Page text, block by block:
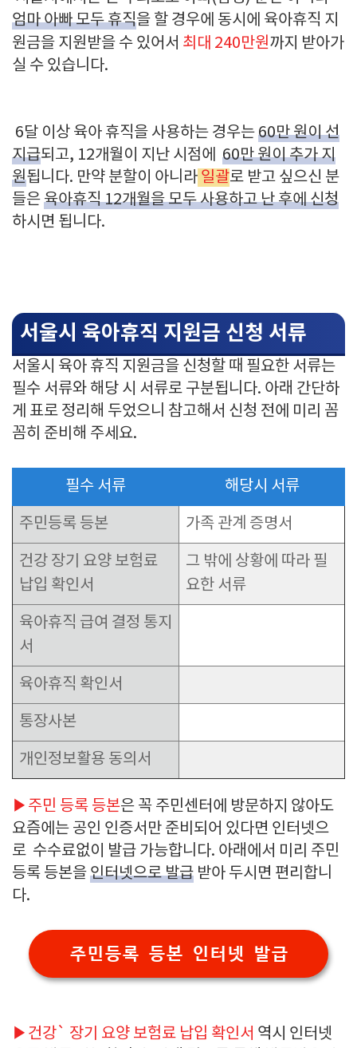
엄마 아빠 모두 휴직을 할 경우에 동시에 육아휴직 지
원금을 지원받을 수 있어서 최대 240만원까지 받아가
실 수 있습니다.
6달 이상 육아 휴직을 사용하는 경우는60만 원이 선
지급되고, 12개월이 지난 시점에 60만 원이 추가 지
원됩니다. 만약 분할이 아니라 일괄로 받고 싶으신 분
들은육아휴직 12개월을 모두 사용하고 난 후에 신청
하시면 됩니다.
서울시 육아휴직 지원금 신청 서류
서울시 육아 휴직 지원금을 신청할 때 필요한 서류는
필수 서류와 해당 시 서류로 구분됩니다. 아래 간단하
게 표로 정리해 두었으니 참고해서 신청 전에 미리 꼼
꼼히 준비해 주세요.
필수 서류 해당시 서류
주민등록 등본 가족 관계 증명서
건강 장기 요양 보험료
납입 확인서
그 밖에 상황에 따라 필
요한 서류
육아휴직 급여 결정 통지
서
육아휴직 확인서
통장사본
개인정보활용 동의서
▶주민 등록 등본은 꼭 주민센터에 방문하지 않아도
요즘에는 공인 인증서만 준비되어 있다면 인터넷으
로 수수료없이 발급 가능합니다. 아래에서 미리 주민
등록 등본을인터넷으로 발급 받아 두시면 편리합니
다.
주민등록 등본 인터넷 발급
▶ 건강` 장기 요양 보험료 납입 확인서 역시 인터넷